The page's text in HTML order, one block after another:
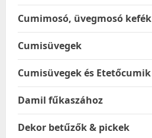
Cumimosó, üvegmosó kefék
Cumisüvegek
Cumisüvegek és Etetőcumik
Damil fűkaszához
Dekor betűzők & pickek